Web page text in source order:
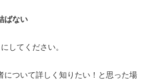
ばない
してください。
について詳しく知りたい！と思った場